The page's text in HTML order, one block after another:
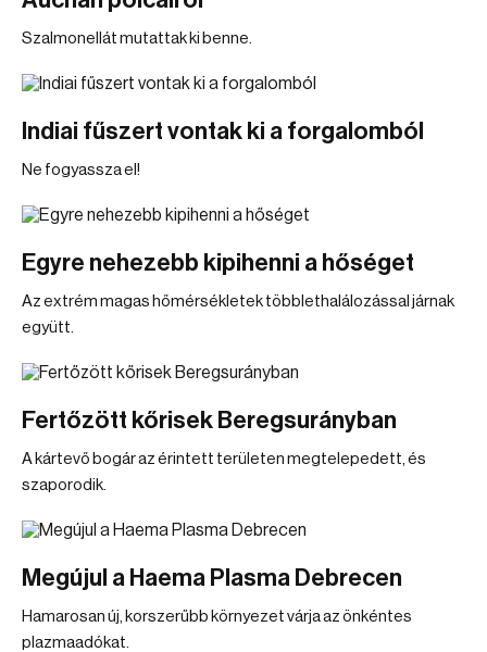
Szalmonellát mutattak ki benne.
Indiai fűszert vontak ki a forgalomból
Ne fogyassza el!
Egyre nehezebb kipihenni a hőséget
Az extrém magas hőmérsékletek többlethalálozással járnak
együtt.
Fertőzött kőrisek Beregsurányban
A kártevő bogár az érintett területen megtelepedett, és
szaporodik.
Megújul a Haema Plasma Debrecen
Hamarosan új, korszerűbb környezet várja az önkéntes
plazmaadókat.